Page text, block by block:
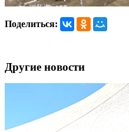
Поделиться:
Другие новости